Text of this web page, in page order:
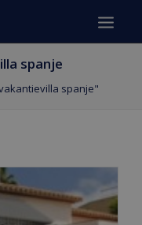
spanje
spanje"